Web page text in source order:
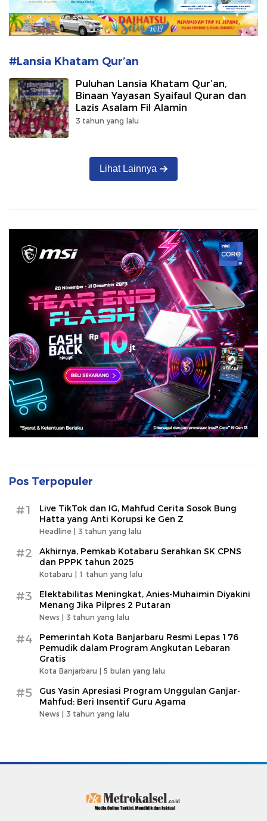
#Lansia Khatam Qur’an
Puluhan Lansia Khatam Qur’an,
Binaan Yayasan Syaifaul Quran dan
Lazis Asalam Fil Alamin
3 tahun yang lalu
Lihat Lainnya
Pos Terpopuler
#1
Live TikTok dan IG, Mahfud Cerita Sosok Bung
Hatta yang Anti Korupsi ke Gen Z
Headline | 3 tahun yang lalu
#2
Akhirnya, Pemkab Kotabaru Serahkan SK CPNS
dan PPPK tahun 2025
Kotabaru | 1 tahun yang lalu
#3
Elektabilitas Meningkat, Anies-Muhaimin Diyakini
Menang Jika Pilpres 2 Putaran
News | 3 tahun yang lalu
#4
Pemerintah Kota Banjarbaru Resmi Lepas 176
Pemudik dalam Program Angkutan Lebaran
Gratis
Kota Banjarbaru | 5 bulan yang lalu
#5
Gus Yasin Apresiasi Program Unggulan Ganjar-
Mahfud: Beri Insentif Guru Agama
News | 3 tahun yang lalu